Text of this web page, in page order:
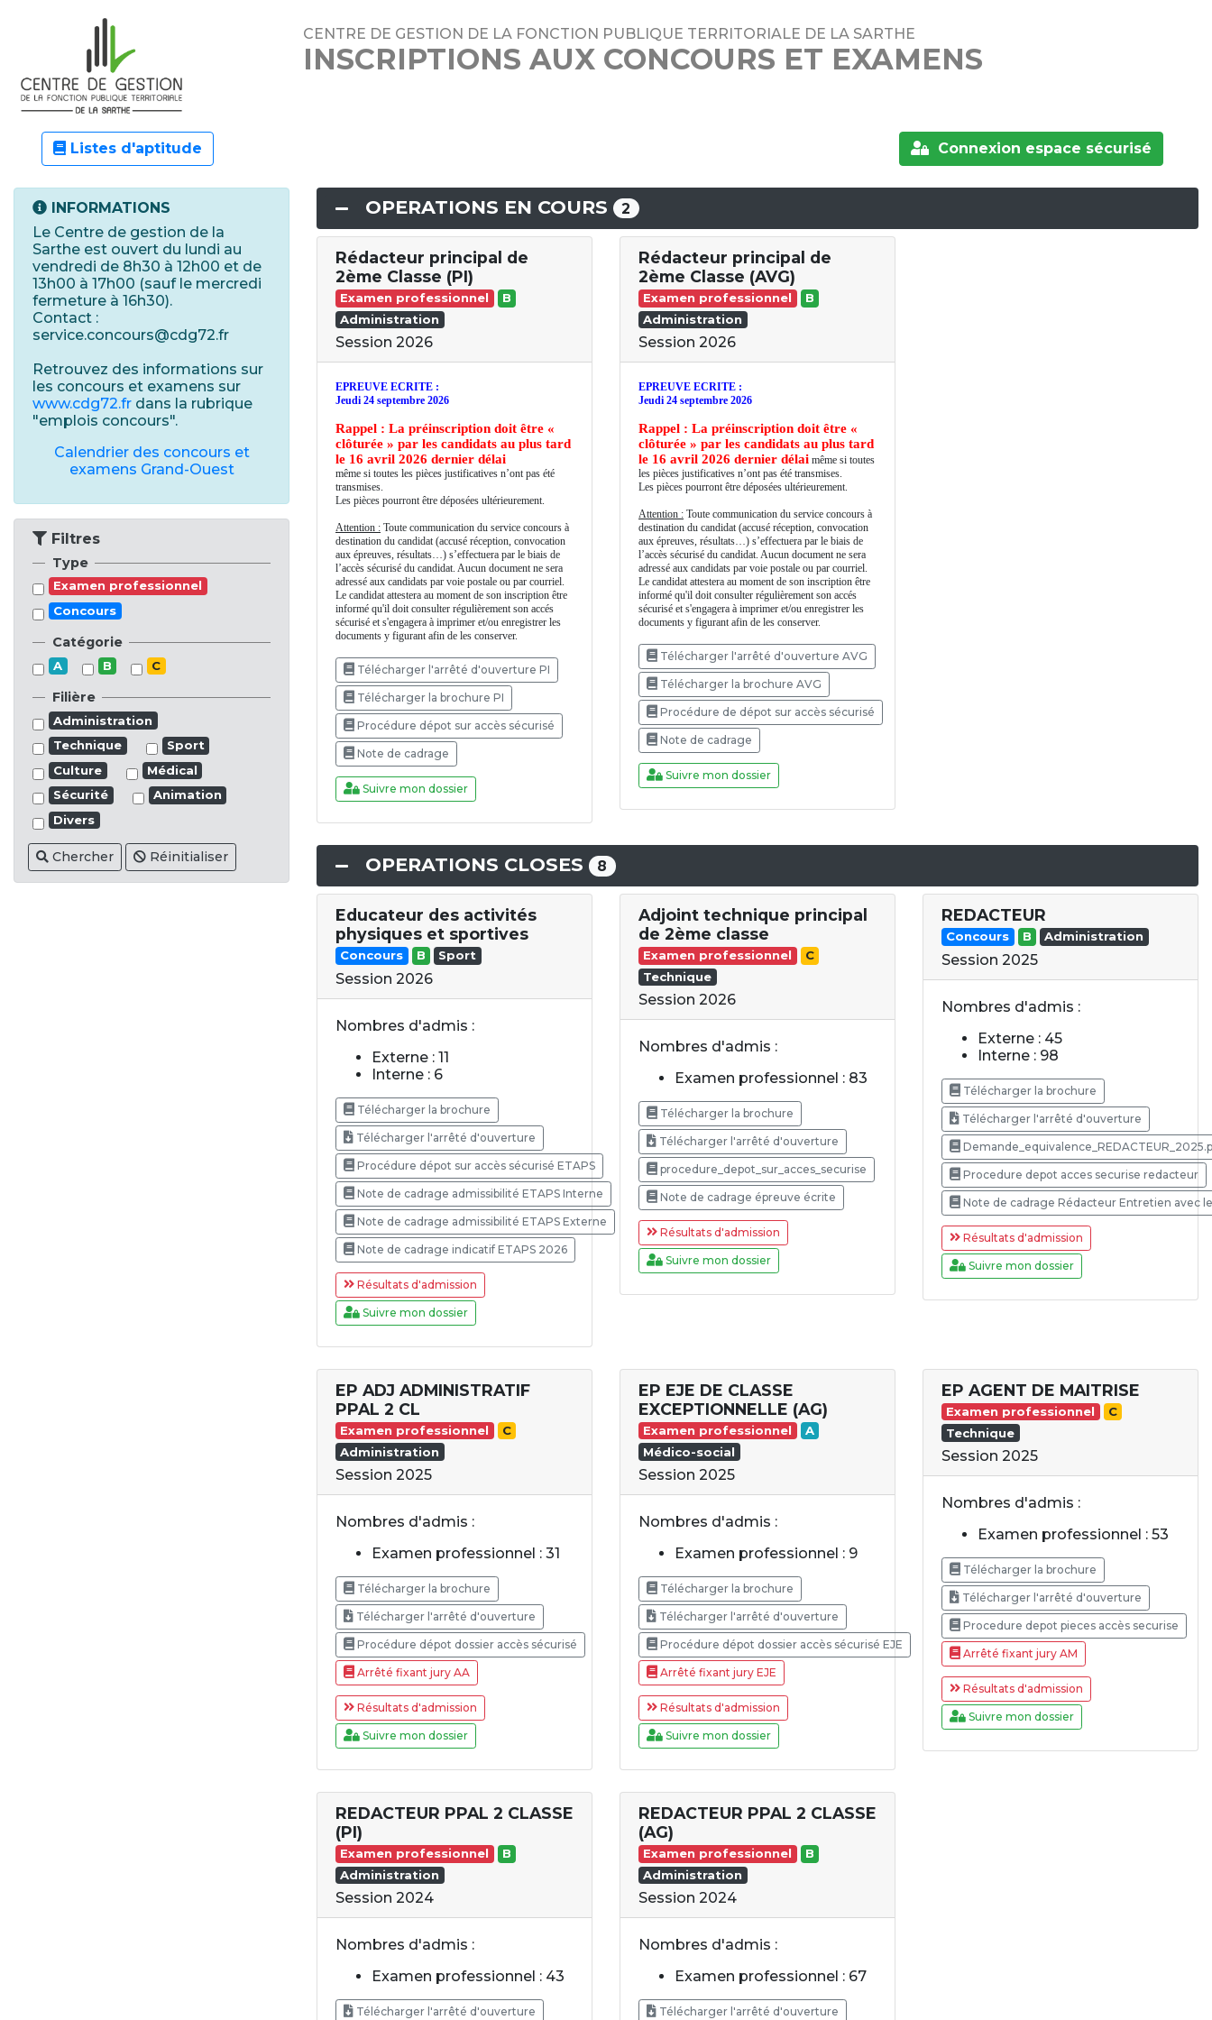
CENTRE DE GESTION DE LA FONCTION PUBLIQUE TERRITORIALE DE LA SARTHE
INSCRIPTIONS AUX CONCOURS ET EXAMENS
Listes d'aptitude Connexion espace sécurisé
INFORMATIONS
Le Centre de gestion de la
Sarthe est ouvert du lundi au
vendredi de 8h30 à 12h00 et de
13h00 à 17h00 (sauf le mercredi
fermeture à 16h30).
Contact :
service.concours@cdg72.fr
Retrouvez des informations sur
les concours et examens sur
www.cdg72.fr dans la rubrique
"emplois concours".
Calendrier des concours et
examens Grand-Ouest
Filtres
Type
Examen professionnel
Concours
Catégorie
A B C
Filière
Administration
Technique
Sport
Culture
Médical
Sécurité
Animation
Divers
Chercher Réinitialiser
OPERATIONS EN COURS 2
Rédacteur principal de
2ème Classe (PI)
Examen professionnel
B
Administration
Session 2026
EPREUVE ECRITE :
Jeudi 24 septembre 2026
Rappel : La préinscription doit être «
clôturée » par les candidats au plus tard
le 16 avril 2026 dernier délai
même si toutes les pièces justificatives n’ont pas été
transmises.
Les pièces pourront être déposées ultérieurement.
Attention : Toute communication du service concours à
destination du candidat (accusé réception, convocation
aux épreuves, résultats…) s’effectuera par le biais de
l’accès sécurisé du candidat. Aucun document ne sera
adressé aux candidats par voie postale ou par courriel.
Le candidat attestera au moment de son inscription être
informé qu'il doit consulter régulièrement son accés
sécurisé et s'engagera à imprimer et/ou enregistrer les
documents y figurant afin de les conserver.
Télécharger l'arrêté d'ouverture PI
Télécharger la brochure PI
Procédure dépot sur accès sécurisé
Note de cadrage
Suivre mon dossier
Rédacteur principal de
2ème Classe (AVG)
Examen professionnel
B
Administration
Session 2026
EPREUVE ECRITE :
Jeudi 24 septembre 2026
Rappel : La préinscription doit être «
clôturée » par les candidats au plus tard
le 16 avril 2026 dernier délai même si toutes
les pièces justificatives n’ont pas été transmises.
Les pièces pourront être déposées ultérieurement.
Attention : Toute communication du service concours à
destination du candidat (accusé réception, convocation
aux épreuves, résultats…) s’effectuera par le biais de
l’accès sécurisé du candidat. Aucun document ne sera
adressé aux candidats par voie postale ou par courriel.
Le candidat attestera au moment de son inscription être
informé qu'il doit consulter régulièrement son accés
sécurisé et s'engagera à imprimer et/ou enregistrer les
documents y figurant afin de les conserver.
Télécharger l'arrêté d'ouverture AVG
Télécharger la brochure AVG
Procédure de dépot sur accès sécurisé
Note de cadrage
Suivre mon dossier
OPERATIONS CLOSES 8
Educateur des activités
physiques et sportives
Concours B Sport
Session 2026
Nombres d'admis :
Externe : 11
Interne : 6
Télécharger la brochure
Télécharger l'arrêté d'ouverture
Procédure dépot sur accès sécurisé ETAPS
Note de cadrage admissibilité ETAPS Interne
Note de cadrage admissibilité ETAPS Externe
Note de cadrage indicatif ETAPS 2026
Résultats d'admission
Suivre mon dossier
Adjoint technique principal
de 2ème classe
Examen professionnel
C
Technique
Session 2026
Nombres d'admis :
Examen professionnel : 83
Télécharger la brochure
Télécharger l'arrêté d'ouverture
procedure_depot_sur_acces_securise
Note de cadrage épreuve écrite
Résultats d'admission
Suivre mon dossier
REDACTEUR
Concours B Administration
Session 2025
Nombres d'admis :
Externe : 45
Interne : 98
Télécharger la brochure
Télécharger l'arrêté d'ouverture
Procedure depot acces securise redacteur
Note de cadrage Rédacteur Entretien avec
Résultats d'admission
Suivre mon dossier
EP ADJ ADMINISTRATIF
PPAL 2 CL
Examen professionnel
C
Administration
Session 2025
Nombres d'admis :
Examen professionnel : 31
Télécharger la brochure
Télécharger l'arrêté d'ouverture
Procédure dépot dossier accès sécurisé
Arrêté fixant jury AA
Résultats d'admission
Suivre mon dossier
EP EJE DE CLASSE
EXCEPTIONNELLE (AG)
Examen professionnel
A
Médico-social
Session 2025
Nombres d'admis :
Examen professionnel : 9
Télécharger la brochure
Télécharger l'arrêté d'ouverture
Procédure dépot dossier accès sécurisé EJE
Arrêté fixant jury EJE
Résultats d'admission
Suivre mon dossier
EP AGENT DE MAITRISE
Examen professionnel
C
Technique
Session 2025
Nombres d'admis :
Examen professionnel : 53
Télécharger la brochure
Télécharger l'arrêté d'ouverture
Procedure depot pieces accès securise
Arrêté fixant jury AM
Résultats d'admission
Suivre mon dossier
REDACTEUR PPAL 2 CLASSE
(PI)
Examen professionnel
B
Administration
Session 2024
Nombres d'admis :
Examen professionnel : 43
Télécharger l'arrêté d'ouverture
REDACTEUR PPAL 2 CLASSE
(AG)
Examen professionnel
B
Administration
Session 2024
Nombres d'admis :
Examen professionnel : 67
Télécharger l'arrêté d'ouverture